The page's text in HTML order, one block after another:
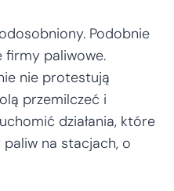
Podobnie
firmy paliwowe.
nie protestują
przemilczeć i
działania, które
na stacjach, o